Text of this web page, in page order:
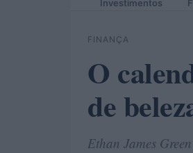
Investimentos
FINANÇA
O
de
Ethan James